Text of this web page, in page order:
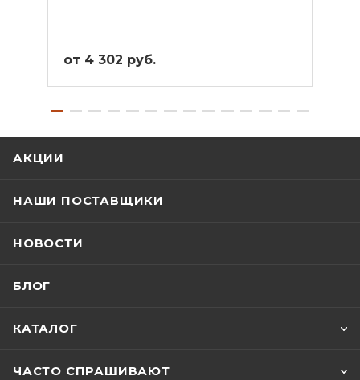
от 4 302 руб.
АКЦИИ
НАШИ ПОСТАВЩИКИ
НОВОСТИ
БЛОГ
КАТАЛОГ
ЧАСТО СПРАШИВАЮТ